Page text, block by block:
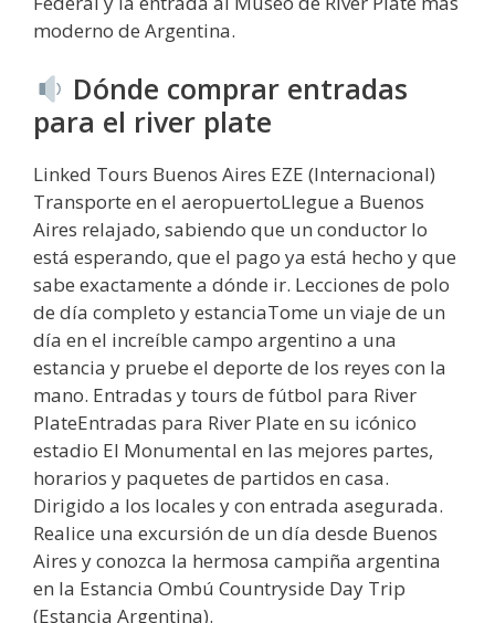
moderno de Argentina.
Dónde comprar entradas
para el river plate
Linked Tours Buenos Aires EZE (Internacional)
Transporte en el aeropuertoLlegue a Buenos
Aires relajado, sabiendo que un conductor lo
está esperando, que el pago ya está hecho y que
sabe exactamente a dónde ir. Lecciones de polo
de día completo y estanciaTome un viaje de un
día en el increíble campo argentino a una
estancia y pruebe el deporte de los reyes con la
mano. Entradas y tours de fútbol para River
PlateEntradas para River Plate en su icónico
estadio El Monumental en las mejores partes,
horarios y paquetes de partidos en casa.
Dirigido a los locales y con entrada asegurada.
Realice una excursión de un día desde Buenos
Aires y conozca la hermosa campiña argentina
en la Estancia Ombú Countryside Day Trip
(Estancia Argentina).